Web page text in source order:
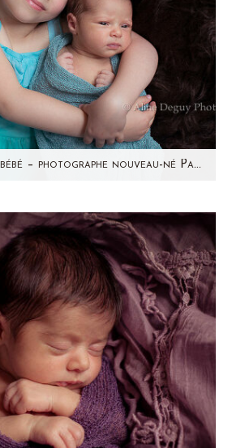
Photographe bébé – photographe nouveau-né Paris & région parisienne – Studio – Maëly
la petite princesse qui se cachait
dans ce ventre…